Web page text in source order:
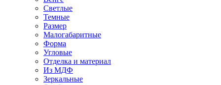
Светлые
Темные
Размер
Малогабаритные
Форма
Угловые
Отделка и материал
Из МДФ
Зеркальные